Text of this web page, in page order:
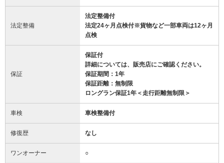
法定整備
法定整備付
法定24ヶ月点検付※貨物など一部車両は12ヶ月
点検
保証
保証付
詳細については、販売店にご確認ください。
保証期間：1年
保証距離：無制限
ロングラン保証1年＜走行距離無制限＞
車検 車検整備付
修復歴 なし
ワンオーナー ○